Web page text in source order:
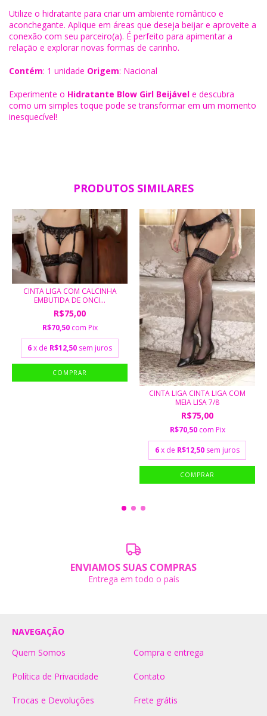
Utilize o hidratante para criar um ambiente romântico e
aconchegante. Aplique em áreas que deseja beijar e aproveite a
conexão com seu parceiro(a). É perfeito para apimentar a
relação e explorar novas formas de carinho.
Contém: 1 unidade Origem: Nacional
Experimente o Hidratante Blow Girl Beijável e descubra
como um simples toque pode se transformar em um momento
inesquecível!
PRODUTOS SIMILARES
CINTA LIGA COM CALCINHA
EMBUTIDA DE ONCI...
R$75,00
R$70,50 com Pix
6x de R$12,50 sem juros
CINTA LIGA CINTA LIGA COM
MEIA LISA 7/8
R$75,00
R$70,50 com Pix
6x de R$12,50 sem juros
ENVIAMOS SUAS COMPRAS
Entrega em todo o país
NAVEGAÇÃO
Quem Somos
Compra e entrega
Política de Privacidade Contato
Trocas e Devoluções Frete grátis